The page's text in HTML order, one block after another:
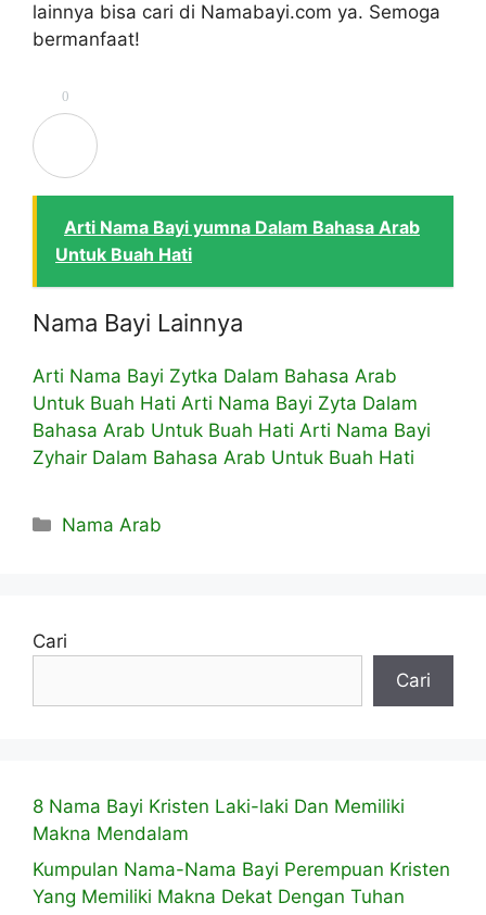
lainnya bisa cari di Namabayi.com ya. Semoga
bermanfaat!
0
Arti Nama Bayi yumna Dalam Bahasa Arab
Untuk Buah Hati
Nama Bayi Lainnya
Arti Nama Bayi Zytka Dalam Bahasa Arab
Untuk Buah Hati Arti Nama Bayi Zyta Dalam
Bahasa Arab Untuk Buah Hati Arti Nama Bayi
Zyhair Dalam Bahasa Arab Untuk Buah Hati
Kategori
Nama Arab
Cari
Cari
8 Nama Bayi Kristen Laki-laki Dan Memiliki
Makna Mendalam
Kumpulan Nama-Nama Bayi Perempuan Kristen
Yang Memiliki Makna Dekat Dengan Tuhan